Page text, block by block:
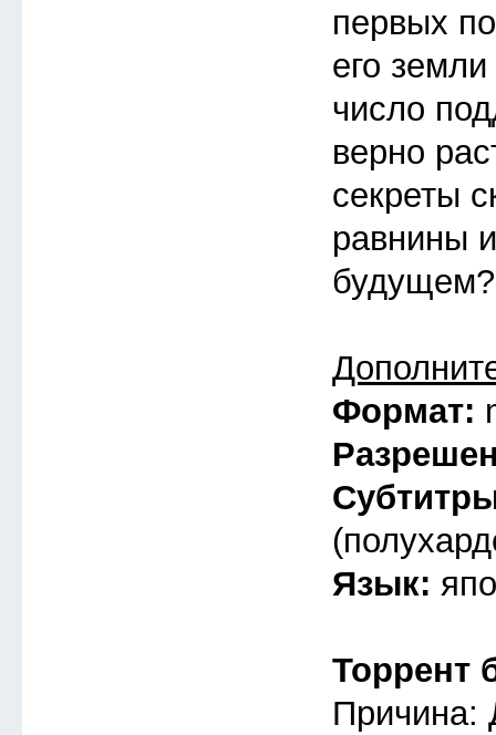
первых
его
число
верно
секреты
равнины
будущем?
Формат:
Язык:
Торрент
Причина: